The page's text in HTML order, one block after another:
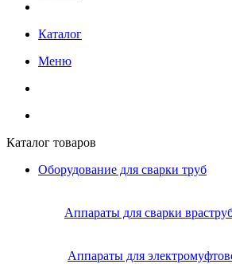
Каталог
Меню
Каталог товаров
Оборудование для сварки труб
Аппараты для сварки
Аппараты для